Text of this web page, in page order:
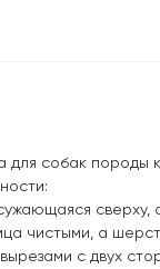
для собак породы
сверху,
чистыми, а
с двух